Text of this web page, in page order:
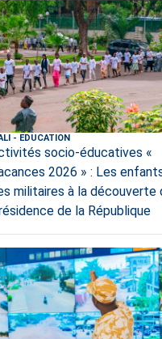
- EDUCATION
socio-éducatives «
2026 » : Les
militaires à la découverte
de la République